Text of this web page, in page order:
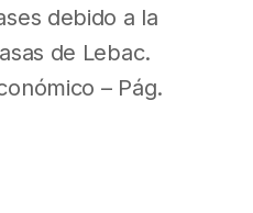
debido a la
de Lebac.
– Pág.